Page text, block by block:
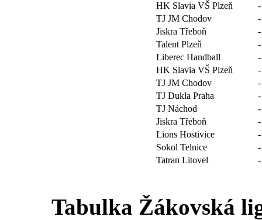
HK Slavia VŠ Plzeň
TJ JM Chodov
Jiskra Třeboň
Talent Plzeň
Liberec Handball
HK Slavia VŠ Plzeň
TJ JM Chodov
TJ Dukla Praha
TJ Náchod
Jiskra Třeboň
Lions Hostivice
Sokol Telnice
Tatran Litovel
Tabulka Žákovská